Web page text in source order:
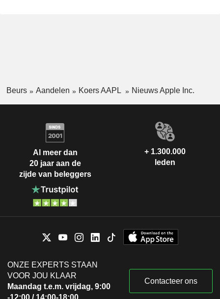
Beurs Aandelen Koers AAPL Nieuws Apple Inc.
Al meer dan
20 jaar aan de
zijde van beleggers
+ 1.300.000
leden
ONZE EXPERTS STAAN
VOOR JOU KLAAR
Maandag t.e.m. vrijdag, 9:00
Contacteer ons